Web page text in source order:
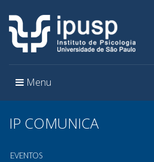
Toggle
Menu
IP COMUNICA
EVENTOS